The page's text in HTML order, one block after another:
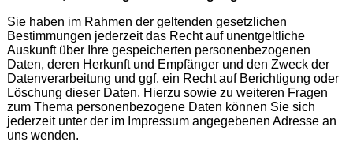
Sie haben im Rahmen der geltenden gesetzlichen
Bestimmungen jederzeit das Recht auf unentgeltliche
Auskunft über Ihre gespeicherten personenbezogenen
Daten, deren Herkunft und Empfänger und den Zweck der
Datenverarbeitung und ggf. ein Recht auf Berichtigung oder
Löschung dieser Daten. Hierzu sowie zu weiteren Fragen
zum Thema personenbezogene Daten können Sie sich
jederzeit unter der im Impressum angegebenen Adresse an
uns wenden.